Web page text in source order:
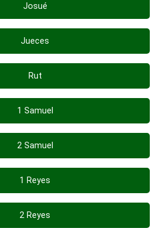
Josué
Jueces
Rut
1 Samuel
2 Samuel
1 Reyes
2 Reyes